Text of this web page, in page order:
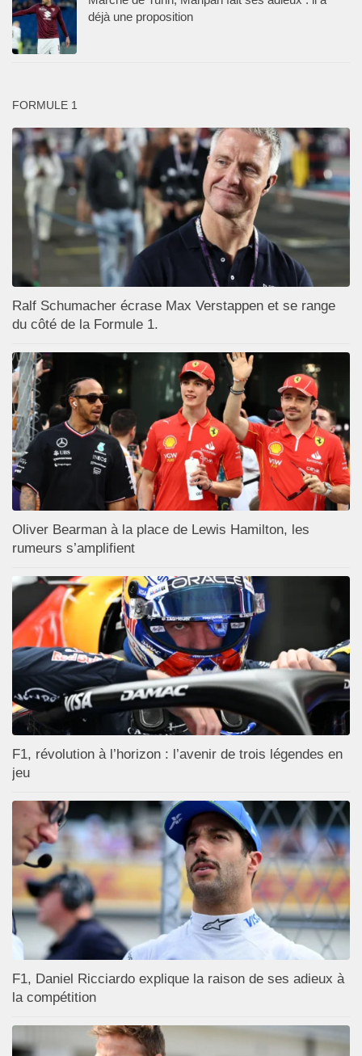
déjà une proposition
FORMULE 1
Ralf Schumacher écrase Max Verstappen et se range
du côté de la Formule 1.
Oliver Bearman à la place de Lewis Hamilton, les
rumeurs s’amplifient
F1, révolution à l’horizon : l’avenir de trois légendes en
jeu
F1, Daniel Ricciardo explique la raison de ses adieux à
la compétition